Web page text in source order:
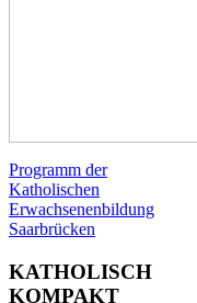
Programm der
Katholischen
Erwachsenenbildung
Saarbrücken
KATHOLISCH
KOMPAKT